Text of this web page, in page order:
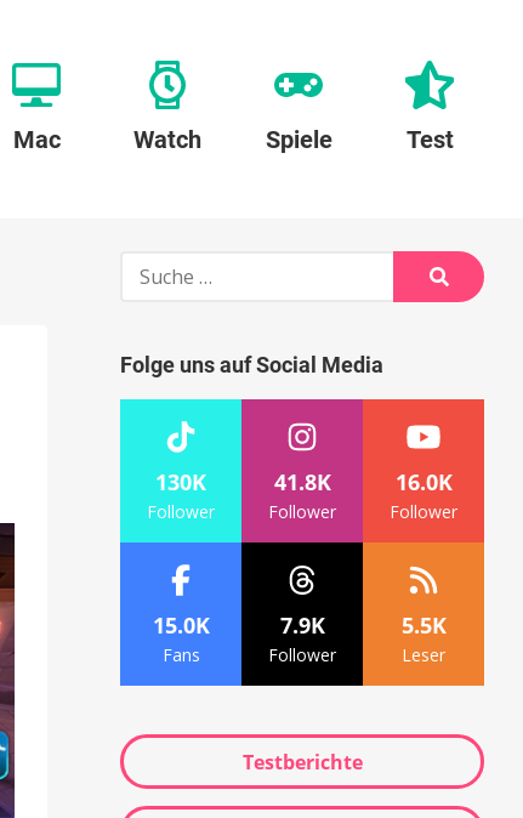
Mac Watch Spiele Test
Suche
Suche
Folge uns auf Social Media
130K
Follower
41.8K
Follower
16.0K
Follower
15.0K
Fans
7.9K
Follower
5.5K
Leser
Testberichte